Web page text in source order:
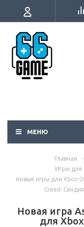
МЕНЮ
Главная -
Игры для
Новые игры для Xbox
Creed:
Новая игра
для